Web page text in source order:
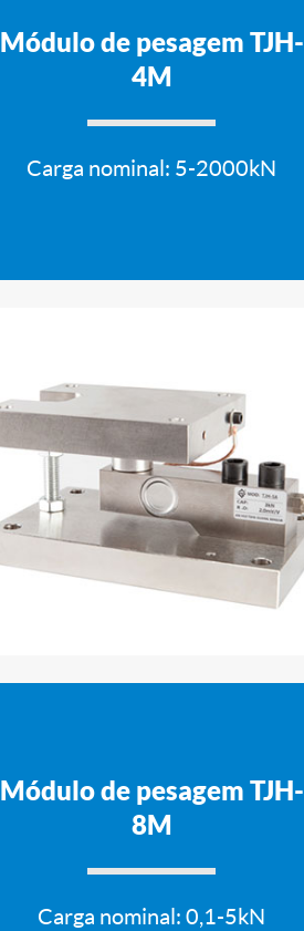
Módulo de pesagem TJH-
4M
Carga nominal: 5-2000kN
Módulo de pesagem TJH-
8M
Carga nominal: 0,1-5kN